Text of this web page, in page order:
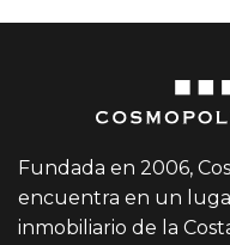
Fundada en 2006,
encuentra en un
inmobiliario de la